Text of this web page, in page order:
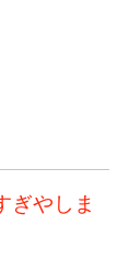
やしま